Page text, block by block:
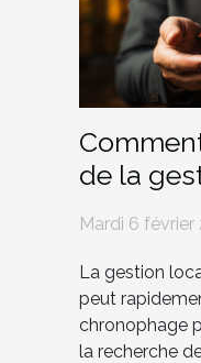
de la
risques
Mardi 6 février
La gestion
peut
chronophage
la recherche